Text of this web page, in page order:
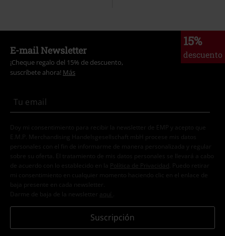
15%
descuento
E-mail Newsletter
¡Cheque regalo del 15% de descuento,
suscríbete ahora! Más
Doy mi consentimiento para recibir la newsletter de EMP y acepto que
E.M.P. Merchandising Handelsgesellschaft mbH procese mis datos
personales con el fin de informarme de manera personalizada y regular
sobre su oferta. El tratamiento de mis datos personales se llevará a cabo
de acuerdo con lo establecido en la
Política de Privacidad . Puedo retirar
mi consentimiento en cualquier momento haciendo clic en el enlace de
baja presente en cada newsletter.
Darme de baja de la newsletter
aquí
Suscripción